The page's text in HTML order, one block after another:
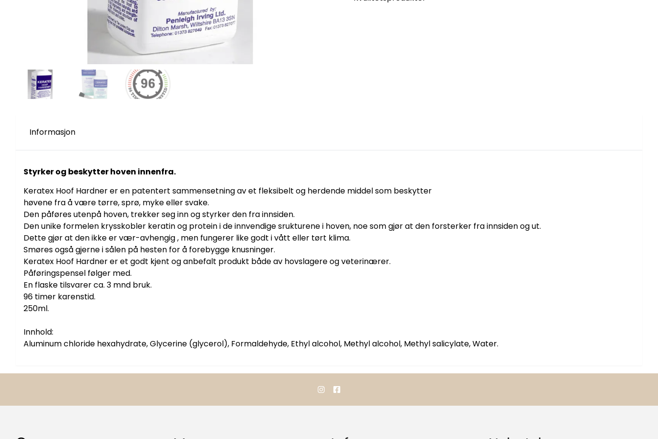
Informasjon
Styrker og beskytter hoven innenfra.
Keratex Hoof Hardner er en patentert sammensetning av et fleksibelt og herdende middel som beskytter
høvene fra å være tørre, sprø, myke eller svake.
Den påføres utenpå hoven, trekker seg inn og styrker den fra innsiden.
Den unike formelen krysskobler keratin og protein i de innvendige srukturene i hoven, noe som gjør at den forsterker fra innsiden og ut.
Dette gjør at den ikke er vær-avhengig , men fungerer like godt i vått eller tørt klima.
Smøres også gjerne i sålen på hesten for å forebygge knusninger.
Keratex Hoof Hardner er et godt kjent og anbefalt produkt både av hovslagere og veterinærer.
Påføringspensel følger med.
En flaske tilsvarer ca. 3 mnd bruk.
96 timer karenstid.
250ml.
Innhold:
Aluminum chloride hexahydrate, Glycerine (glycerol), Formaldehyde, Ethyl alcohol, Methyl alcohol, Methyl salicylate, Water.